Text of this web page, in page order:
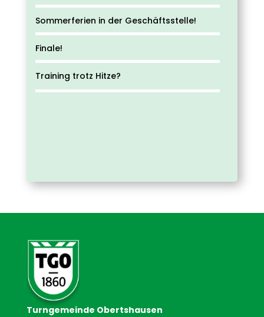
Sommerferien in der Geschäftsstelle!
Finale!
Training trotz Hitze?
Turngemeinde Obertshausen